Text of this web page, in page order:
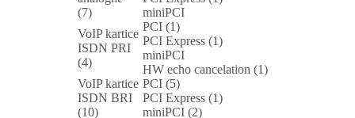
(7)
miniPCI
VoIP kartice
ISDN PRI
(4)
PCI (1)
PCI Express (1)
miniPCI
HW echo cancelation (1)
VoIP kartice
ISDN BRI
(10)
PCI (5)
PCI Express (1)
miniPCI (2)